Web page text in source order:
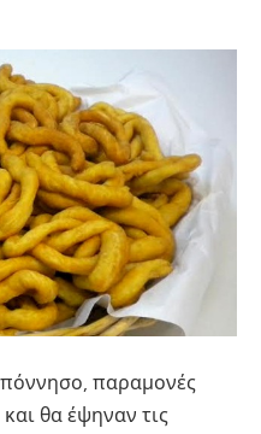
παραμονές
θα έψηναν τις